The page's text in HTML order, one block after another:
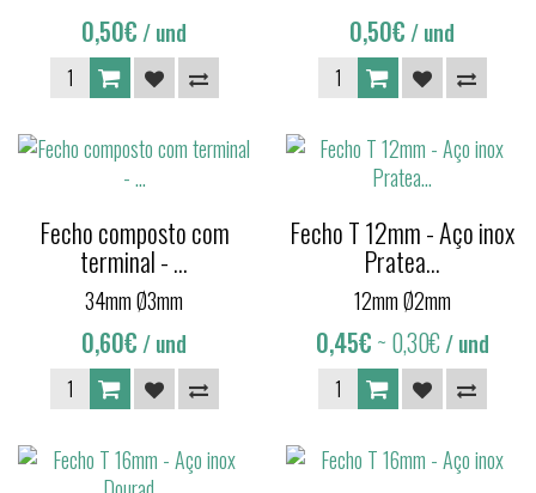
0,50€ / und 0,50€ / und
Fecho composto com
terminal - ...
34mm Ø3mm
0,60€ / und
Fecho T 12mm - Aço inox
Pratea...
12mm Ø2mm
0,45€ ~ 0,30€ / und